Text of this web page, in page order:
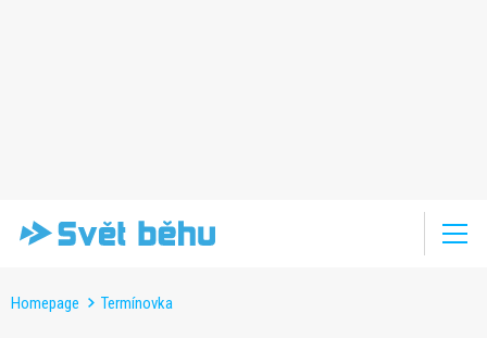
Homepage Termínovka